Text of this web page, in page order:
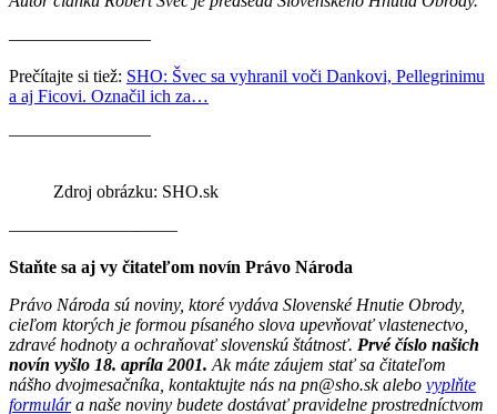
————————
Prečítajte si tiež: SHO: Švec sa vyhranil voči Dankovi, Pellegrinimu
a aj Ficovi. Označil ich za…
————————
Zdroj obrázku: SHO.sk
———————–——
Staňte sa aj vy čitateľom novín Právo Národa
Právo Národa sú noviny, ktoré vydáva Slovenské Hnutie Obrody,
cieľom ktorých je formou písaného slova upevňovať vlastenectvo,
zdravé hodnoty a ochraňovať slovenskú štátnosť. Prvé číslo našich
novín vyšlo 18. apríla 2001. Ak máte záujem stať sa čitateľom
nášho dvojmesačníka, kontaktujte nás na pn@sho.sk alebo vyplňte
formulára naše noviny budete dostávať pravidelne prostredníctvom